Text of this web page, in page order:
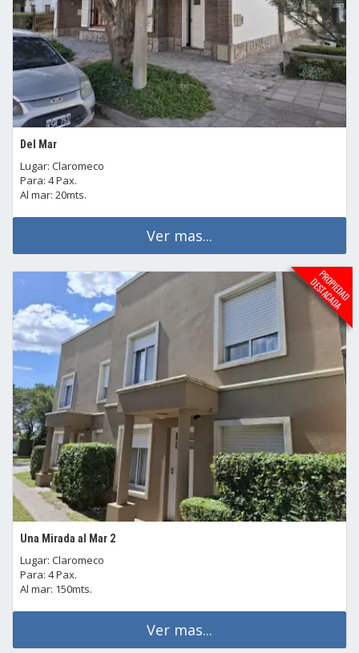
Del Mar
Lugar: Claromeco
Para: 4 Pax.
Al mar: 20mts.
Ver mas...
Una Mirada al Mar 2
Lugar: Claromeco
Para: 4 Pax.
Al mar: 150mts.
Ver mas...